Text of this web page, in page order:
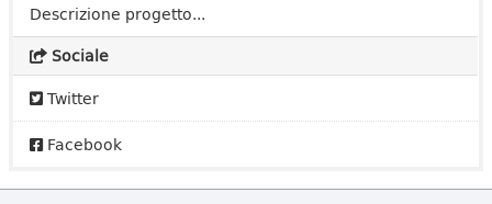
Descrizione progetto...
Sociale
Twitter
Facebook